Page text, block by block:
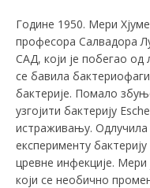
Године 1950. Мери
професора Салвадора
САД, који је побегао од
се бавила
бактерије. Помало
узгојити бактерију
истраживању.
експерименту
цревне инфекције.
који се необично